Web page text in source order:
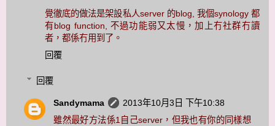
覺徹底的做法是架設私人server 的blog, 我個synology 都
有blog function, 不過功能弱又太慢，加上冇社群冇讀
者，都係冇用到了。
回覆
回覆
Sandymama
2013年10月3日 下午10:38
雖然最好方法係1自己server，但我也有你的同樣想